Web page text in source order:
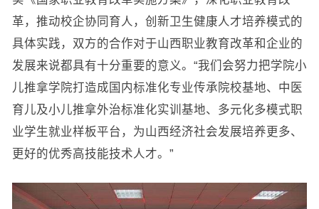
革，推动校企协同育人，创新卫生健康人才培养模式的
具体实践，双方的合作对于山西职业教育改革和企业的
发展来说都具有十分重要的意义。“我们会努力把学院小
儿推拿学院打造成国内标准化专业传承院校基地、中医
育儿及小儿推拿外治标准化实训基地、多元化多模式职
业学生就业样板平台，为山西经济社会发展培养更多、
更好的优秀高技能技术人才。”